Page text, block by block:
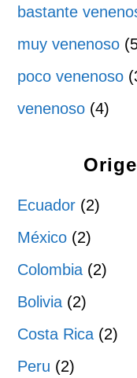
bastante
muy venenoso
poco venenoso
venenoso (4)
Ecuador (2)
México (2)
Colombia (2)
Bolivia (2)
Costa Rica (2)
Peru (2)